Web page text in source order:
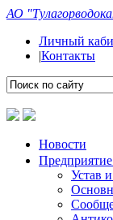
АО
Личный
|Контакты
Новости
Предприятие
Устав